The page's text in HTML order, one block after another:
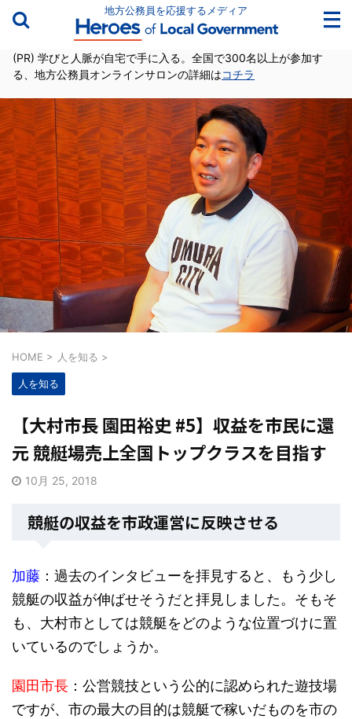
地方公務員を応援するメディア
(PR) 学びと人脈が自宅で手に入る。全国で300名以上が参加す
る、地方公務員オンラインサロンの詳細はコチラ
HOME > 人を知る >
人を知る
【大村市長 園田裕史 #5】収益を市民に還
元 競艇場売上全国トップクラスを目指す
10月 25, 2018
競艇の収益を市政運営に反映させる
加藤 ：過去のインタビューを拝見すると、もう少し
競艇の収益が伸ばせそうだと拝見しました。そもそ
も、大村市としては競艇をどのような位置づけに置
いているのでしょうか。
園田市長 ：公営競技という公的に認められた遊技場
ですが、市の最大の目的は競艇で稼いだものを市の